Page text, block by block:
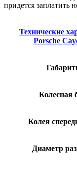
придется заплатить
Технические
Porsche
Колесная
Колея
Диаметр